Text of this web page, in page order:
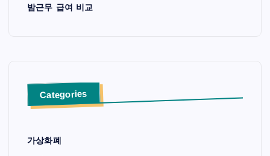
밤근무 급여 비교
Categories
가상화폐